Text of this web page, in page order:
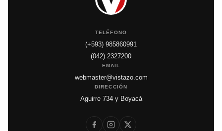
TELÉFONO
(+593) 985860991
(042) 2327200
EMAIL
webmaster@vistazo.com
DIRECCIÓN
Aguirre 734 y Boyacá